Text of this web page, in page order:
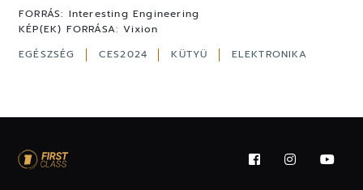
FORRÁS: Interesting Engineering
KÉP(EK) FORRÁSA: Vixion
EGÉSZSÉG
CES2024 KÜTYÜ ELEKTRONIKA